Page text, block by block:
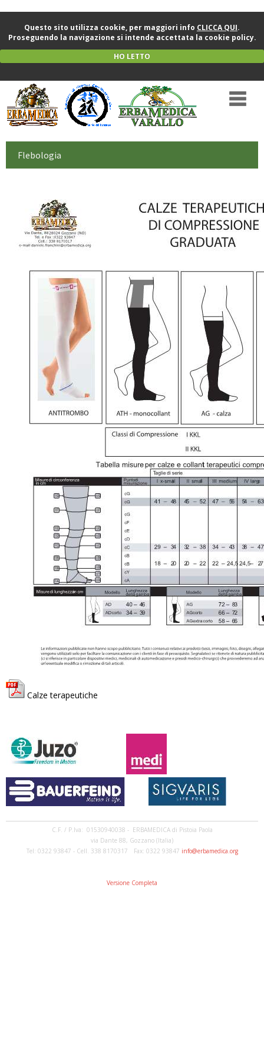
Questo sito utilizza cookie, per maggiori info CLICCA QUI.
Proseguendo la navigazione si intende accettata la cookie policy.
HO LETTO
Flebologia
Calze terapeutiche
C.F. / P.Iva: 01530940038 - ERBAMEDICA di Pistoia Paola
via Dante 88, Gozzano (Italia)
Tel: 0322 93847 - Cell. 338 8170317 Fax: 0322 93847 info@erbamedica.org
Versione Completa